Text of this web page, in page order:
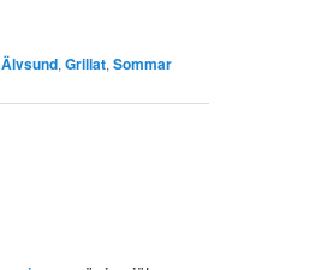
Älvsund, Grillat, Sommar